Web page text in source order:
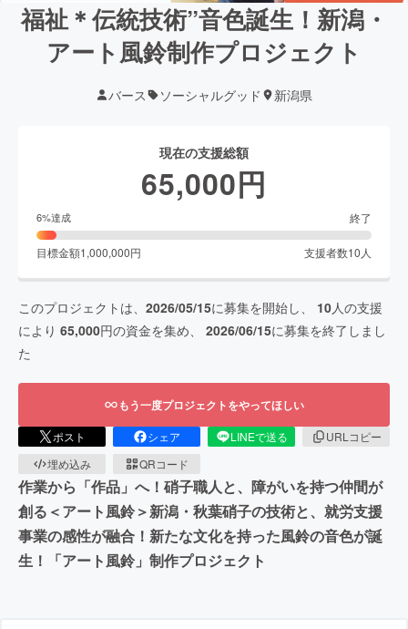
福祉＊伝統技術”音色誕生！新潟・
アート風鈴制作プロジェクト
バース ソーシャルグッド 新潟県
現在の支援総額
65,000円
6%達成 終了
目標金額1,000,000円 支援者数10 人
このプロジェクトは、 2026/05/15に募集を開始し、 10人の支援
により 65,000円の資金を集め、 2026/06/15に募集を終了しまし
た
もう一度プロジェクトをやってほしい
ポスト シェア LINEで送る
URLコピー
埋め込み
QRコード
作業から「作品」へ！硝子職人と、障がいを持つ仲間が
創る＜アート風鈴＞新潟・秋葉硝子の技術と、就労支援
事業の感性が融合！新たな文化を持った風鈴の音色が誕
生！「アート風鈴」制作プロジェクト